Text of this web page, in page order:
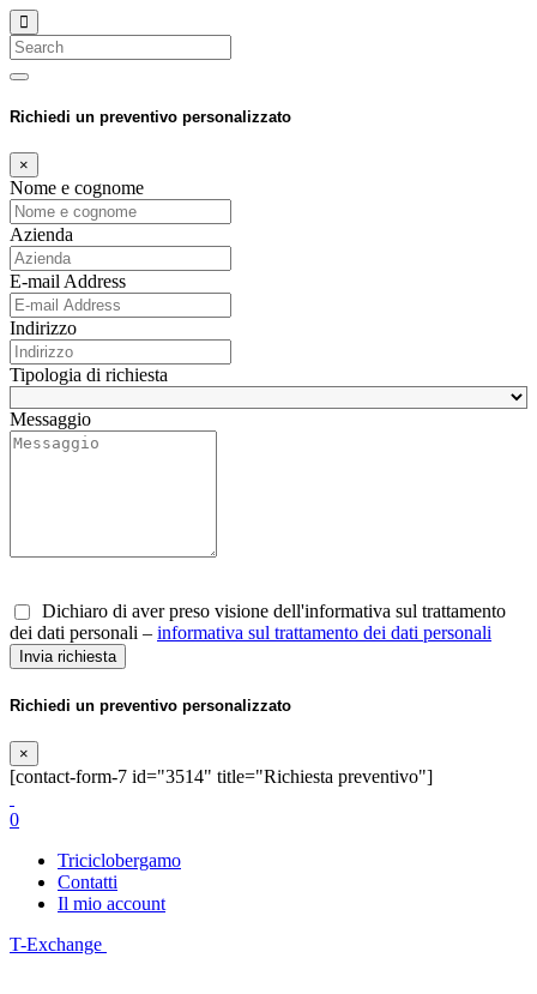
Search
Richiedi un preventivo personalizzato
×
Nome e cognome
Azienda
E-mail Address
Indirizzo
Tipologia di richiesta
Messaggio
Dichiaro di aver preso visione dell'informativa sul trattamento
dei dati personali – informativa sul trattamento dei dati personali
Richiedi un preventivo personalizzato
×
[contact-form-7 id="3514" title="Richiesta preventivo"]
0
Triciclobergamo
Contatti
Il mio account
T-Exchange